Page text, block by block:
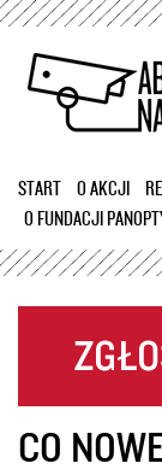
START O AKCJI
O FUNDACJI
CO